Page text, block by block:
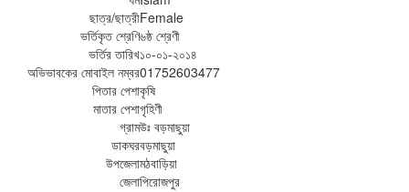
ছাত্র/ছাত্রীFemale
ভর্তিকৃত শ্রেণি৬ষ্ঠ শ্রেণী
ভর্তির তারিখ১০-০১-২০১৪
অভিভাবকের মোবাইল নম্বর01752603477
পিতার পেশাকৃষি
মাতার পেশাগৃহিণী
গ্রামউঃ বড়মাছুয়া
ডাকঘরবড়মাছুয়া
উপজেলামঠবাড়িয়া
জেলাপিরোজপুর